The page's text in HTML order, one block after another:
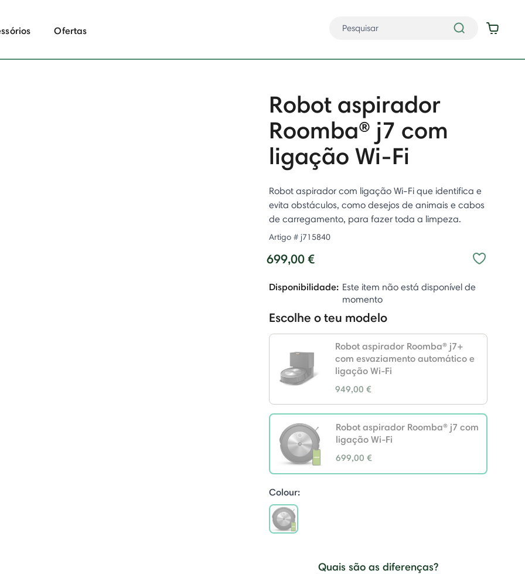
Ofertas
Robot aspirador
Roomba® j7 com
ligação Wi-Fi
Robot aspirador com ligação Wi-Fi que identifica e
evita obstáculos, como desejos de animais e cabos
de carregamento, para fazer toda a limpeza.
Artigo # j715840
699,00 €
Disponibilidade: Este item não está disponível de
momento
Escolhe o teu modelo
Robot aspirador Roomba® j7+
com esvaziamento automático e
ligação Wi-Fi
949,00 €
Robot aspirador Roomba® j7 com
ligação Wi-Fi
699,00 €
selected
Colour:
Quais são as diferenças?